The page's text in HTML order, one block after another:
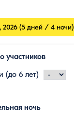
2026 (5 дней / 4 ночи)
участников
(до 6 лет)
ночь